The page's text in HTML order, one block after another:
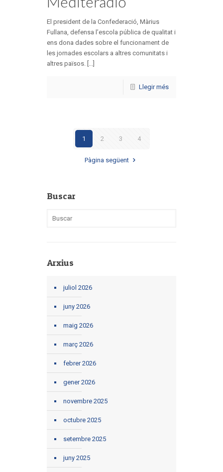
El president de la Confederació, Màrius
Fullana, defensa l’escola pública de qualitat i
ens dona dades sobre el funcionament de
les jornades escolars a altres comunitats i
altres països. [...]
Llegir més
1 2 3 4
Pàgina següent
Buscar
Arxius
juliol 2026
juny 2026
maig 2026
març 2026
febrer 2026
gener 2026
novembre 2025
octubre 2025
setembre 2025
juny 2025